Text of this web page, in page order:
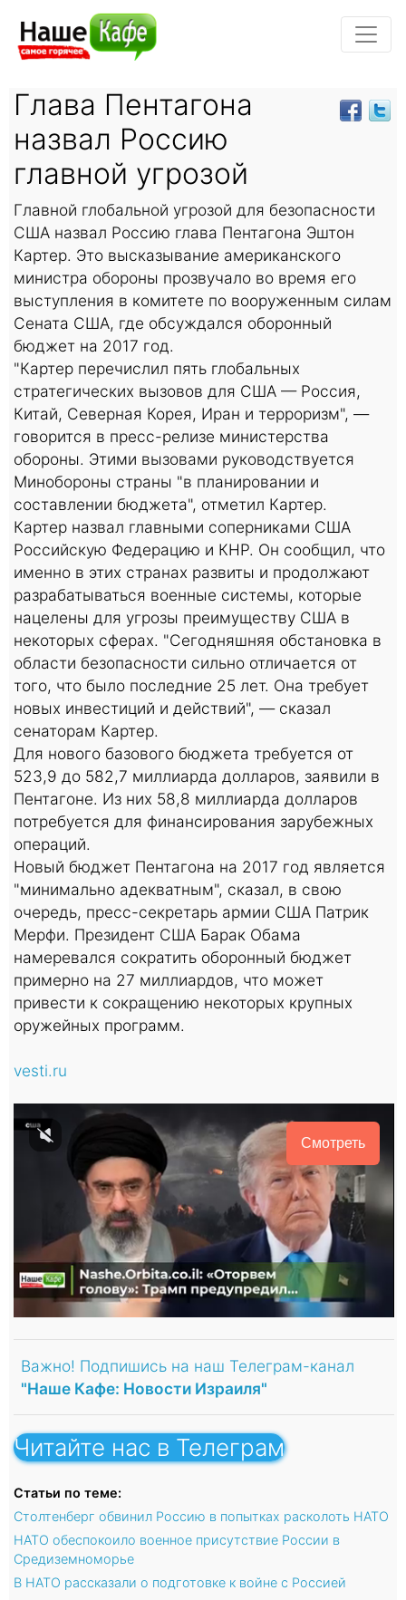
Глава Пентагона
назвал Россию
главной угрозой
Главной глобальной угрозой для безопасности
США назвал Россию глава Пентагона Эштон
Картер. Это высказывание американского
министра обороны прозвучало во время его
выступления в комитете по вооруженным силам
Сената США, где обсуждался оборонный
бюджет на 2017 год.
"Картер перечислил пять глобальных
стратегических вызовов для США — Россия,
Китай, Северная Корея, Иран и терроризм", —
говорится в пресс-релизе министерства
обороны. Этими вызовами руководствуется
Минобороны страны "в планировании и
составлении бюджета", отметил Картер.
Картер назвал главными соперниками США
Российскую Федерацию и КНР. Он сообщил, что
именно в этих странах развиты и продолжают
разрабатываться военные системы, которые
нацелены для угрозы преимуществу США в
некоторых сферах. "Сегодняшняя обстановка в
области безопасности сильно отличается от
того, что было последние 25 лет. Она требует
новых инвестиций и действий", — сказал
сенаторам Картер.
Для нового базового бюджета требуется от
523,9 до 582,7 миллиарда долларов, заявили в
Пентагоне. Из них 58,8 миллиарда долларов
потребуется для финансирования зарубежных
операций.
Новый бюджет Пентагона на 2017 год является
"минимально адекватным", сказал, в свою
очередь, пресс-секретарь армии США Патрик
Мерфи. Президент США Барак Обама
намеревался сократить оборонный бюджет
примерно на 27 миллиардов, что может
привести к сокращению некоторых крупных
оружейных программ.
vesti.ru
Смотреть
Важно! Подпишись на наш Телеграм-канал
"Наше Кафе: Новости Израиля"
Читайте нас в Телеграм
Статьи по теме:
Столтенберг обвинил Россию в попытках расколоть НАТО
НАТО обеспокоило военное присутствие России в
Средиземноморье
В НАТО рассказали о подготовке к войне с Россией